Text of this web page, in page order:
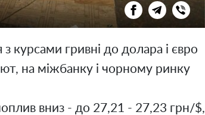
курсами гривні до долара і євро
на міжбанку і чорному ринку
вниз - до 27,21 - 27,23 грн/$,